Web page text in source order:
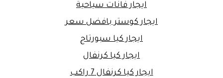
ايجار فانات سياحية
ايجار كوستر بافضل سعر
ايجار كيا سبورتاج
ايجار كيا كرنفال
ايجار كيا كرنفال 7 راكب